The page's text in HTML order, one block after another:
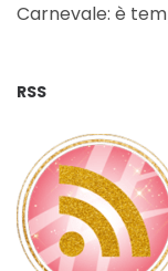
Carnevale: è
RSS